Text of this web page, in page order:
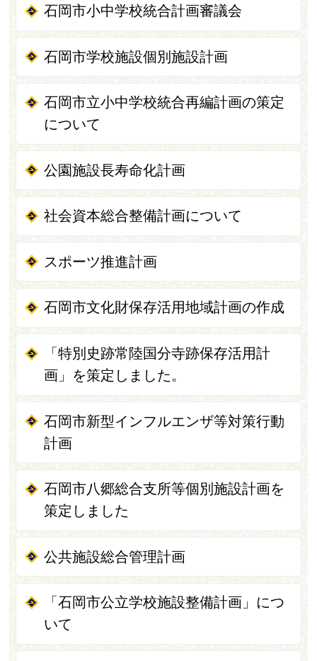
石岡市小中学校統合計画審議会
石岡市学校施設個別施設計画
石岡市立小中学校統合再編計画の策定
について
公園施設長寿命化計画
社会資本総合整備計画について
スポーツ推進計画
石岡市文化財保存活用地域計画の作成
「特別史跡常陸国分寺跡保存活用計
画」を策定しました。
石岡市新型インフルエンザ等対策行動
計画
石岡市八郷総合支所等個別施設計画を
策定しました
公共施設総合管理計画
「石岡市公立学校施設整備計画」につ
いて